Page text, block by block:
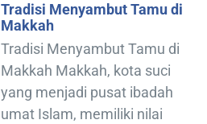
Tradisi Menyambut Tamu di
Makkah
Tradisi Menyambut Tamu di
Makkah Makkah, kota suci
yang menjadi pusat ibadah
umat Islam, memiliki nilai